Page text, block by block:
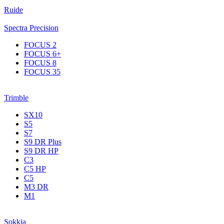
Ruide
Spectra Precision
FOCUS 2
FOCUS 6+
FOCUS 8
FOCUS 35
Trimble
SX10
S5
S7
S9 DR Plus
S9 DR HP
C3
С5 НР
C5
M3 DR
M1
Sokkia